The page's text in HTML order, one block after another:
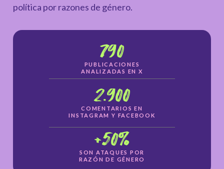
política por razones de género.
790
PUBLICACIONES
ANALIZADAS EN X
2.900
COMENTARIOS EN
INSTAGRAM Y FACEBOOK
+50%
SON ATAQUES POR
RAZÓN DE GÉNERO